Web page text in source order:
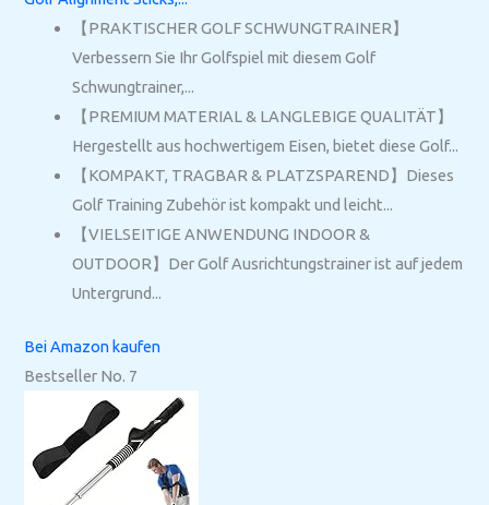
【PRAKTISCHER GOLF SCHWUNGTRAINER】
Verbessern Sie Ihr Golfspiel mit diesem Golf
Schwungtrainer,...
【PREMIUM MATERIAL & LANGLEBIGE QUALITÄT】
Hergestellt aus hochwertigem Eisen, bietet diese Golf...
【KOMPAKT, TRAGBAR & PLATZSPAREND】Dieses
Golf Training Zubehör ist kompakt und leicht...
【VIELSEITIGE ANWENDUNG INDOOR &
OUTDOOR】Der Golf Ausrichtungstrainer ist auf jedem
Untergrund...
Bei Amazon kaufen
Bestseller No. 7